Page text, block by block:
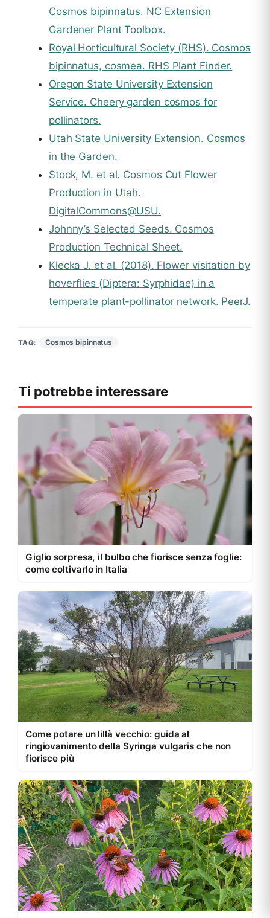
Cosmos bipinnatus. NC Extension
Gardener Plant Toolbox.
Royal Horticultural Society (RHS). Cosmos
bipinnatus, cosmea. RHS Plant Finder.
Oregon State University Extension
Service. Cheery garden cosmos for
pollinators.
Utah State University Extension. Cosmos
in the Garden.
Stock, M. et al. Cosmos Cut Flower
Production in Utah.
DigitalCommons@USU.
Johnny’s Selected Seeds. Cosmos
Production Technical Sheet.
Klecka J. et al. (2018). Flower visitation by
hoverflies (Diptera: Syrphidae) in a
temperate plant-pollinator network. PeerJ.
TAG: Cosmos bipinnatus
Ti potrebbe interessare
Giglio sorpresa, il bulbo che fiorisce senza foglie:
come coltivarlo in Italia
Come potare un lillà vecchio: guida al
ringiovanimento della Syringa vulgaris che non
fiorisce più